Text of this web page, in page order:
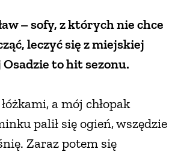
– sofy, z których nie chce
leczyć się z miejskiej
to hit sezonu.
a mój chłopak
palił się ogień, wszędzie
Zaraz potem się